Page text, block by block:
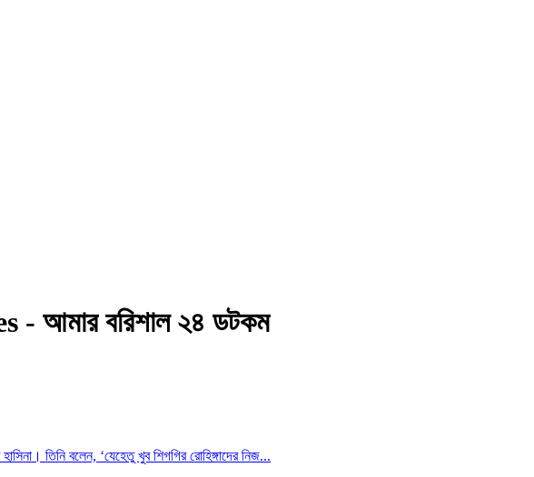
- আমার বরিশাল ২৪ ডটকম
তিনি বলেন, ‘যেহেতু খুব শিগগির রোহিঙ্গাদের নিজ...